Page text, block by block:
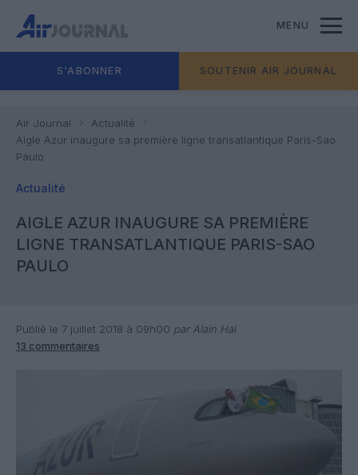
MENU
S'ABONNER SOUTENIR AIR JOURNAL
Air Journal
Actualité
Aigle Azur inaugure sa première ligne transatlantique Paris-Sao
Paulo
Actualité
AIGLE AZUR INAUGURE SA PREMIÈRE
LIGNE TRANSATLANTIQUE PARIS-SAO
PAULO
Publié le 7 juillet 2018 à 09h00 par Alain Hai
13 commentaires